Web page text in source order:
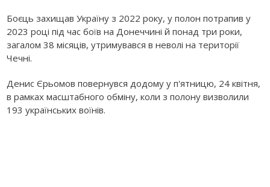
Боєць захищав Україну з 2022 року, у полон потрапив у
2023 році під час боїв на Донеччині й понад три роки,
загалом 38 місяців, утримувався в неволі на території
Чечні.
Денис Єрьомов повернувся додому у п'ятницю, 24 квітня,
в рамках масштабного обміну, коли з полону визволили
193 українських воїнів.